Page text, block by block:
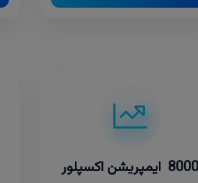
8000 ایمپریشن اکسپلور